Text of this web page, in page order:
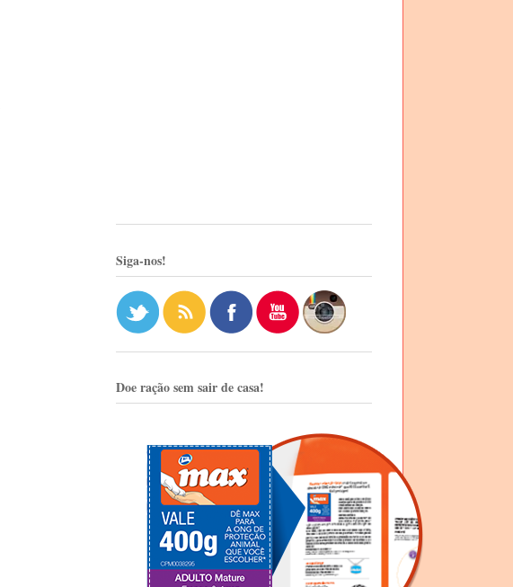
Siga-nos!
Doe ração sem sair de casa!